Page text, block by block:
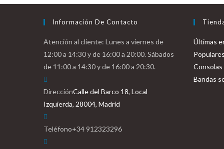
Información De Contacto
Atención al cliente: Lunes a viernes de
12:00 a 14:30 y de 16:00 a 20:00. Sábados
de 11:00 a 14:30 y de 16:00 a 20:30.
DirecciónCalle del Barco 18, Local
Izquierda, 28004, Madrid
Teléfono+34 912323296
Últimas
Consolas
Bandas